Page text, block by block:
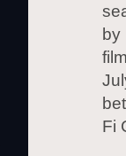
by
Fi